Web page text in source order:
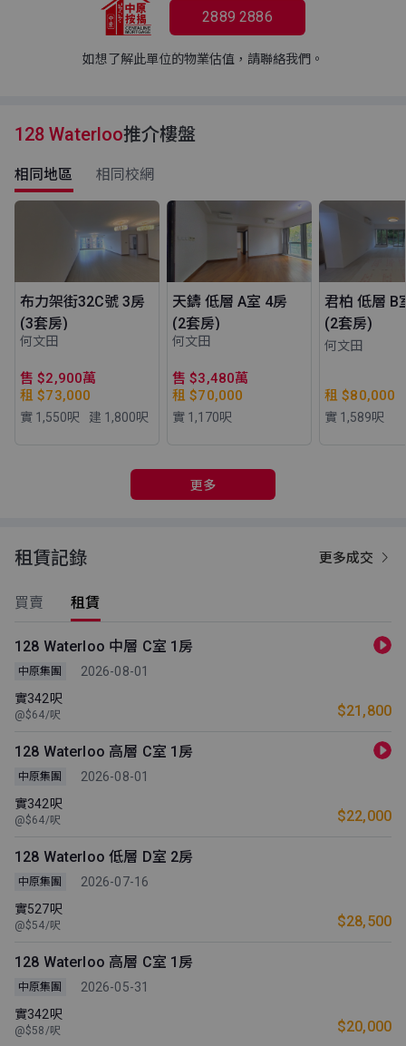
2889 2886
如想了解此單位的物業估值，請聯絡我們。
128 Waterloo推介樓盤
相同地區 相同校網
布力架街32C號 3房
(3套房)
何文田
售 $2,900萬
租 $73,000
實 1,550呎 建 1,800呎
天鑄 低層 A室 4房
(2套房)
何文田
售 $3,480萬
租 $70,000
實 1,170呎
君柏 低層 B
(2套房)
何文田
租 $80,000
實 1,589呎
更多
租賃記錄 更多成交
買賣 租賃
128 Waterloo 中層 C室 1房
中原集團
2026-08-01
實342呎
@$64/呎 $21,800
128 Waterloo 高層 C室 1房
中原集團
2026-08-01
實342呎
@$64/呎 $22,000
128 Waterloo 低層 D室 2房
中原集團
2026-07-16
實527呎
@$54/呎 $28,500
128 Waterloo 高層 C室 1房
中原集團
2026-05-31
實342呎
@$58/呎 $20,000